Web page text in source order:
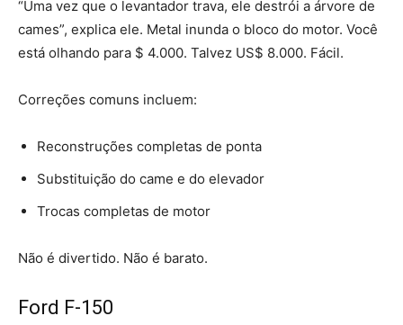
“Uma vez que o levantador trava, ele destrói a árvore de
cames”, explica ele. Metal inunda o bloco do motor. Você
está olhando para $ 4.000. Talvez US$ 8.000. Fácil.
Correções comuns incluem:
Reconstruções completas de ponta
Substituição do came e do elevador
Trocas completas de motor
Não é divertido. Não é barato.
Ford F-150